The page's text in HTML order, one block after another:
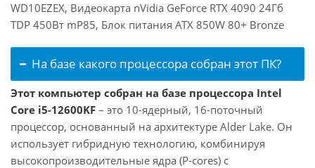
WD10EZEX, Видеокарта nVidia GeForce RTX 4090 24Гб
TDP 450Вт mP85, Блок питания ATX 850W 80+ Bronze
На базе какого процессора собран этот ПК?
Этот компьютер собран на базе процессора Intel
Core i5-12600KF – это 10-ядерный, 16-поточный
процессор, основанный на архитектуре Alder Lake. Он
использует гибридную технологию, комбинируя
высокопроизводительные ядра (P-cores) с